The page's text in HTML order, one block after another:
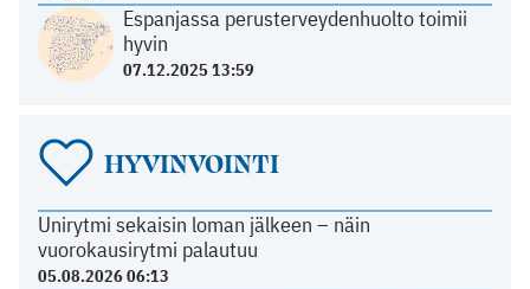
Espanjassa perusterveydenhuolto toimii
hyvin
07.12.2025 13:59
HYVINVOINTI
Unirytmi sekaisin loman jälkeen – näin
vuorokausirytmi palautuu
05.08.2026 06:13